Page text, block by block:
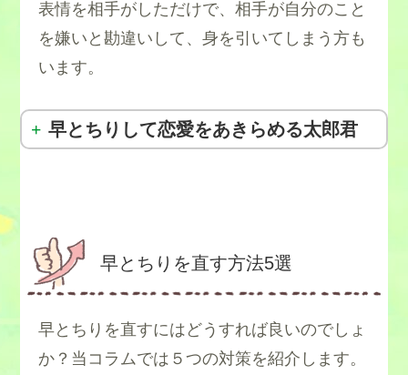
表情を相手がしただけで、相手が自分のこと
を嫌いと勘違いして、身を引いてしまう方も
います。
早とちりして恋愛をあきらめる太郎君
早とちりを直す方法5選
早とちりを直すにはどうすれば良いのでしょ
か？当コラムでは５つの対策を紹介します。